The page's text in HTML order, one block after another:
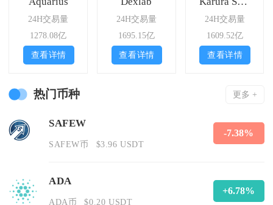
24H交易量
1278.08亿
查看详情
24H交易量
1695.15亿
查看详情
24H交易量
1609.52亿
查看详情
热门币种 更多 +
SAFEW
SAFEW币 $3.96 USDT
-7.38%
ADA
ADA币 $0.20 USDT
+6.78%